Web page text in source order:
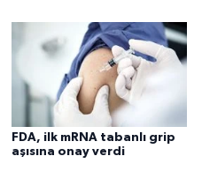
FDA, ilk mRNA tabanlı grip
aşısına onay verdi